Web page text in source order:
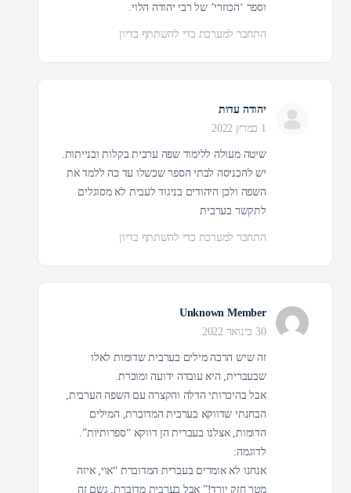
וספר ‘הכוזרי’ של רבי יהודה הלוי.
התחבר למערכת כדי להשתתף בדיון
יהודה עדות
שיטה מעולה ללימוד שפה ערבית בקלות ובנייתות.
יש להכניסה לבתי הספר שכשלו עד כה ללמד את
השפה ולכן היהודים בניגוד לעבית לא מסוגלים
לתקשר בערבית
התחבר למערכת כדי להשתתף בדיון
Unknown Member
30 בינואר 2022
זה שיש הרבה מילים בערבית שדומות לאלו
שבעברית, היא עובדה ידועה ומוכרת.
אבל בהיכרותי הדלה והקצרה עם השפה הערבית,
הבחנתי שדווקא בערבית המדוברת, המילים
הדומות, אצלנו בעברית הן דווקא “ספרותיות”.
לדוגמה:
אנחנו לא אומרים בעברית המדוברת “אוי, איזה
מטר חזק יורד!” אבל בערבית מדוברת, גשם זה